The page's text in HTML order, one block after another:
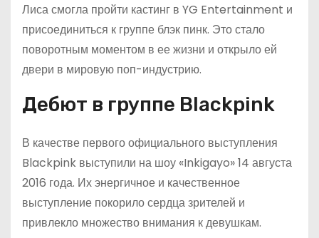
Лиса смогла пройти кастинг в YG Entertainment и
присоединиться к группе блэк пинк. Это стало
поворотным моментом в ее жизни и открыло ей
двери в мировую поп-индустрию.
Дебют в группе Blackpink
В качестве первого официального выступления
Blackpink выступили на шоу «Inkigayo» 14 августа
2016 года. Их энергичное и качественное
выступление покорило сердца зрителей и
привлекло множество внимания к девушкам.